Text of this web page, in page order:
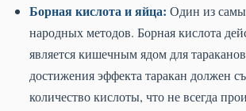
Борная кислота и яйца: Один из
народных методов. Борная кислота
является кишечным ядом для
достижения эффекта таракан должен
количество кислоты, что не всегда